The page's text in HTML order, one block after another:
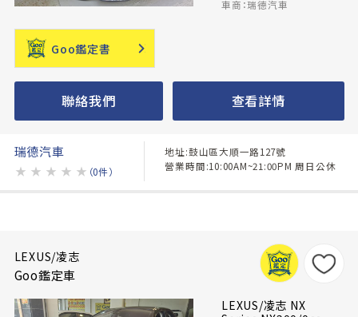
車商：瑞德汽車
Goo鑑定書
聯絡我們 查看詳情
瑞德汽車
★ ★ ★ ★ ★ （0件）
地址:鼓山區大順一路127號
營業時間:10:00AM~21:00PM 周日公休
LEXUS/凌志
Goo鑑定車
LEXUS/凌志 NX